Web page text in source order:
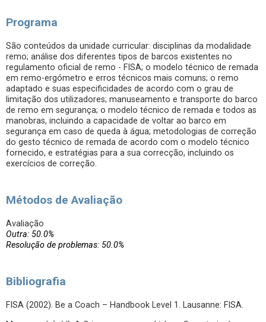
Programa
São conteúdos da unidade curricular: disciplinas da modalidade
remo; análise dos diferentes tipos de barcos existentes no
regulamento oficial de remo - FISA; o modelo técnico de remada
em remo-ergómetro e erros técnicos mais comuns; o remo
adaptado e suas especificidades de acordo com o grau de
limitação dos utilizadores; manuseamento e transporte do barco
de remo em segurança; o modelo técnico de remada e todos as
manobras, incluindo a capacidade de voltar ao barco em
segurança em caso de queda à água; metodologias de correção
do gesto técnico de remada de acordo com o modelo técnico
fornecido, e estratégias para a sua correcção, incluindo os
exercícios de correção.
Métodos de Avaliação
Avaliação
Outra: 50.0%
Resolução de problemas: 50.0%
Bibliografia
FISA (2002). Be a Coach – Handbook Level 1. Lausanne: FISA.